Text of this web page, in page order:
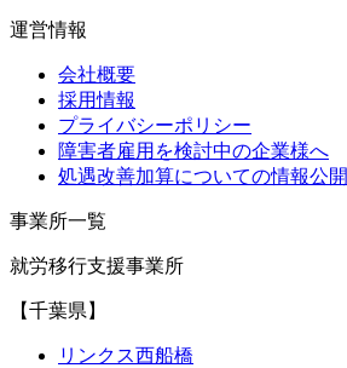
運営情報
会社概要
採用情報
プライバシーポリシー
障害者雇用を検討中の企業様へ
処遇改善加算についての情報公開
事業所一覧
就労移行支援事業所
【千葉県】
リンクス西船橋